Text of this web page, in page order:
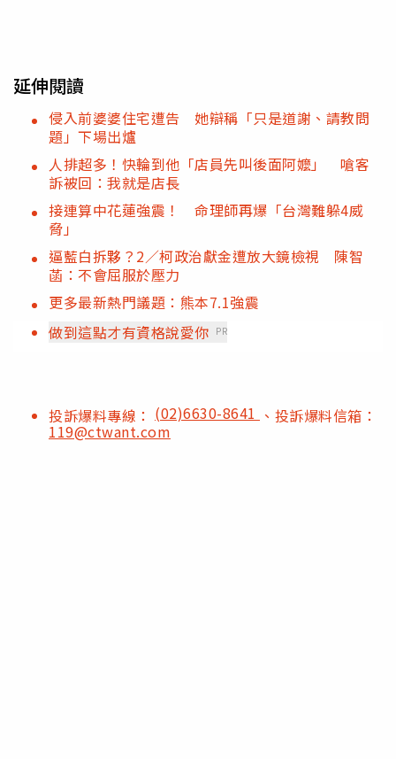
延伸閱讀
侵入前婆婆住宅遭告 她辯稱「只是道謝、請教問
題」下場出爐
人排超多！快輪到他「店員先叫後面阿嬤」 嗆客
訴被回：我就是店長
接連算中花蓮強震！ 命理師再爆「台灣難躲4威
脅」
逼藍白拆夥？2／柯政治獻金遭放大鏡檢視 陳智
菡：不會屈服於壓力
更多最新熱門議題：熊本7.1強震
做到這點才有資格說愛你 PR
投訴爆料專線： (02)6630-8641 、投訴爆料信箱：
119@ctwant.com